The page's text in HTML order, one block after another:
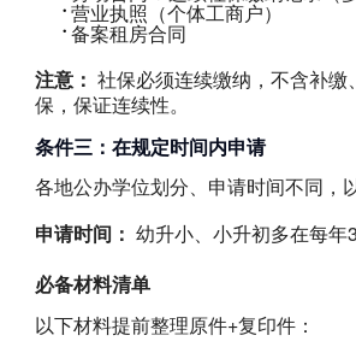
营业执照（个体工商户）
备案租房合同
注意： 社保必须连续缴纳，不含补
保，保证连续性。
条件三：在规定时间内申请
各地公办学位划分、申请时间不同，
申请时间： 幼升小、小升初多在每
必备材料清单
以下材料提前整理原件+复印件：